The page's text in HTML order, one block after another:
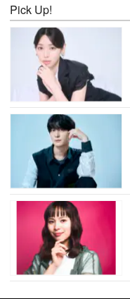
Pick Up!